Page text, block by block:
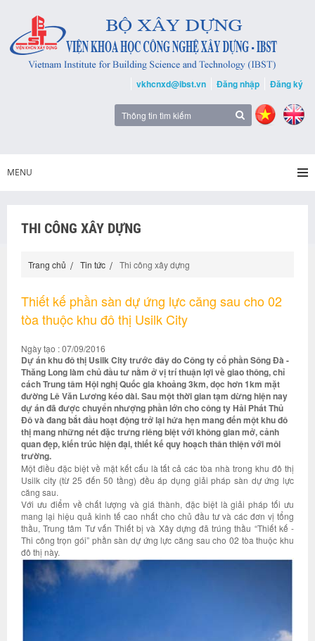
vkhcnxd@ibst.vn Đăng nhập Đăng ký
MENU
THI CÔNG XÂY DỰNG
Trang chủ Tin tức Thi công xây dựng
Thiết kế phần sàn dự ứng lực căng sau cho 02
tòa thuộc khu đô thị Usilk City
Ngày tạo : 07/09/2016
Dự án khu đô thị Usilk City trước đây do Công ty cổ phần Sông Đà -
Thăng Long làm chủ đầu tư nằm ở vị trí thuận lợi về giao thông, chỉ
cách Trung tâm Hội nghị Quốc gia khoảng 3km, dọc hơn 1km mặt
đường Lê Văn Lương kéo dài. Sau một thời gian tạm dừng hiện nay
dự án đã được chuyển nhượng phần lớn cho công ty Hải Phát Thủ
Đô và đang bắt đầu hoạt động trở lại hứa hẹn mang đến một khu đô
thị mang những nét đặc trưng riêng biệt với không gian mở, cảnh
quan đẹp, kiến trúc hiện đại, thiết kế quy hoạch thân thiện với môi
trường.
Một điều đặc biệt về mặt kết cấu là tất cả các tòa nhà trong khu đô thị
Usilk city (từ 25 đến 50 tầng) đều áp dụng giải pháp sàn dự ứng lực
căng sau.
Với ưu điểm về chất lượng và giá thành, đặc biệt là giải pháp tối ưu
mang lại hiệu quả kinh tế cao nhất cho chủ đầu tư và các đơn vị tổng
thầu, Trung tâm Tư vấn Thiết bị và Xây dựng đã trúng thầu “Thiết kế -
Thi công trọn gói” phần sàn dự ứng lực căng sau cho 02 tòa thuộc khu
đô thị này.